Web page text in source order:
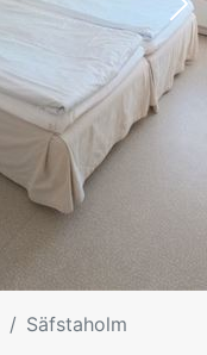
Säfstaholm